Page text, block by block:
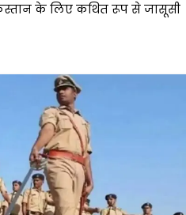
के लिए कथित रूप से जासूसी